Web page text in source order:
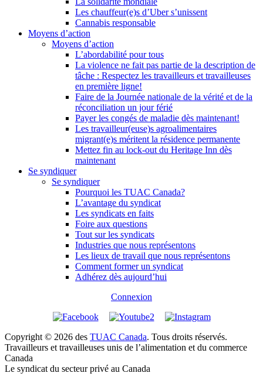
Les chauffeur(e)s d’Uber s’unissent
Cannabis responsable
Moyens d’action
Moyens d’action
L’abordabilité pour tous
La violence ne fait pas partie de la description de
tâche : Respectez les travailleurs et travailleuses
en première ligne!
Faire de la Journée nationale de la vérité et de la
réconciliation un jour férié
Payer les congés de maladie dès maintenant!
Les travailleur(euse)s agroalimentaires
migrant(e)s méritent la résidence permanente
Mettez fin au lock-out du Heritage Inn dès
maintenant
Se syndiquer
Se syndiquer
Pourquoi les TUAC Canada?
L’avantage du syndicat
Les syndicats en faits
Foire aux questions
Tout sur les syndicats
Industries que nous représentons
Les lieux de travail que nous représentons
Comment former un syndicat
Adhérez dès aujourd’hui
Connexion
Copyright © 2026 des TUAC Canada. Tous droits réservés.
Travailleurs et travailleuses unis de l’alimentation et du commerce
Canada
Le syndicat du secteur privé au Canada